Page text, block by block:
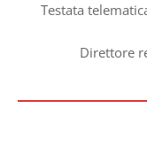
Testata
Direttore